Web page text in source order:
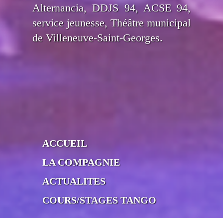
Alternancia, DDJS 94, ACSE 94,
service jeunesse, Théâtre municipal
de Villeneuve-Saint-Georges.
ACCUEIL
LA COMPAGNIE
ACTUALITES
COURS/STAGES TANGO